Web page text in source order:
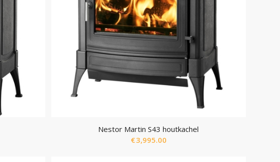
Nestor Martin S43 houtkachel
€3,995.00